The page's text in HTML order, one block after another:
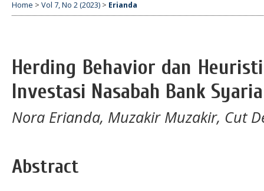
Home > Vol 7, No 2 (2023) > Erianda
Herding Behavior dan
Investasi Nasabah Bank
Nora Erianda, Muzakir Muzakir, Cut
Abstract